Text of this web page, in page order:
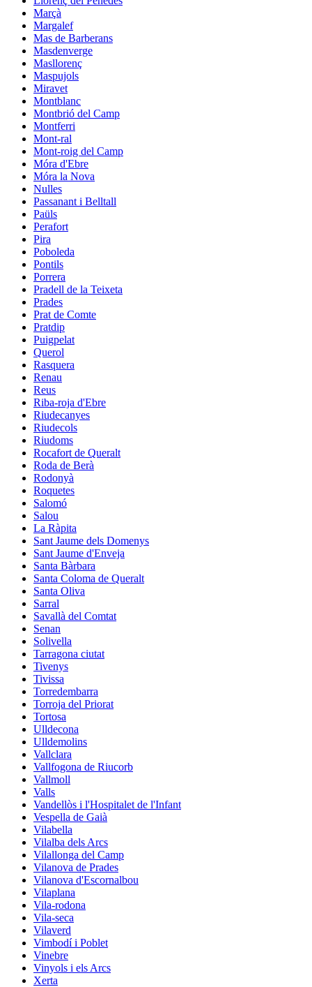
Marçà
Margalef
Mas de Barberans
Masdenverge
Masllorenç
Maspujols
Miravet
Montblanc
Montbrió del Camp
Montferri
Mont-ral
Mont-roig del Camp
Móra d'Ebre
Móra la Nova
Nulles
Passanant i Belltall
Paüls
Perafort
Pira
Poboleda
Pontils
Porrera
Pradell de la Teixeta
Prades
Prat de Comte
Pratdip
Puigpelat
Querol
Rasquera
Renau
Reus
Riba-roja d'Ebre
Riudecanyes
Riudecols
Riudoms
Rocafort de Queralt
Roda de Berà
Rodonyà
Roquetes
Salomó
Salou
La Ràpita
Sant Jaume dels Domenys
Sant Jaume d'Enveja
Santa Bàrbara
Santa Coloma de Queralt
Santa Oliva
Sarral
Savallà del Comtat
Senan
Solivella
Tarragona ciutat
Tivenys
Tivissa
Torredembarra
Torroja del Priorat
Tortosa
Ulldecona
Ulldemolins
Vallclara
Vallfogona de Riucorb
Vallmoll
Valls
Vandellòs i l'Hospitalet de l'Infant
Vespella de Gaià
Vilabella
Vilalba dels Arcs
Vilallonga del Camp
Vilanova de Prades
Vilanova d'Escornalbou
Vilaplana
Vila-rodona
Vila-seca
Vilaverd
Vimbodí i Poblet
Vinebre
Vinyols i els Arcs
Xerta